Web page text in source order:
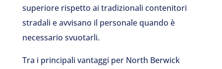
superiore rispetto ai tradizionali contenitori
stradali e avvisano il personale quando è
necessario svuotarli.
Tra i principali vantaggi per North Berwick